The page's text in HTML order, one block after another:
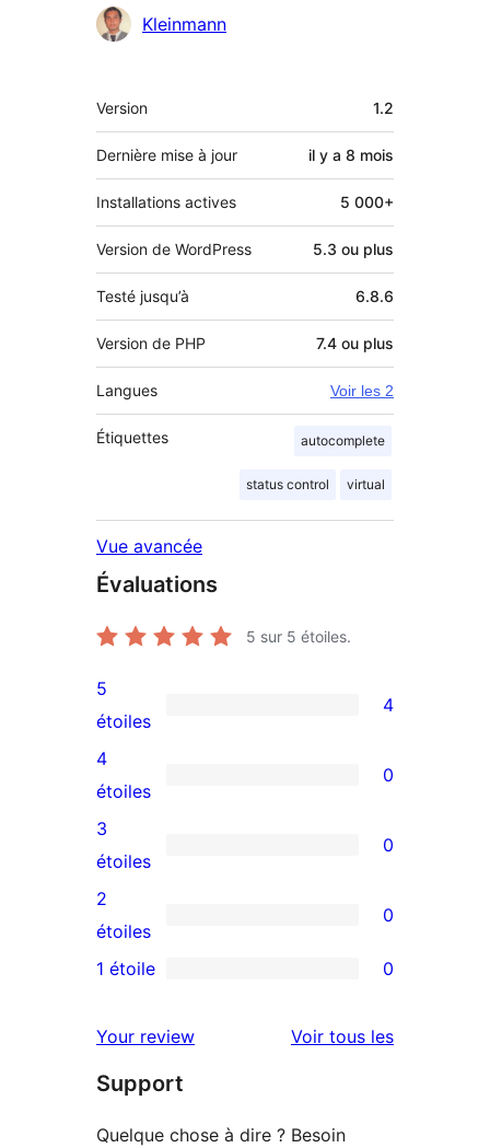
Kleinmann
Méta
Version 1.2
Dernière mise à jour il y a 8 mois
Installations actives 5 000+
Version de WordPress 5.3 ou plus
Testé jusqu’à 6.8.6
Version de PHP 7.4 ou plus
Langues Voir les 2
Étiquettes autocomplete
status control virtual
Vue avancée
Évaluations
5 sur 5 étoiles.
4
avis
à
5
étoiles
5
étoiles
4
0
avis
à
4
étoile
4
étoiles
0
0
avis
à
3
3
étoiles
0
0
avis
2
2
étoiles
0
à
1
1 étoile 0
Your review Voir tous lesavis
Support
Quelque chose à dire ? Besoin